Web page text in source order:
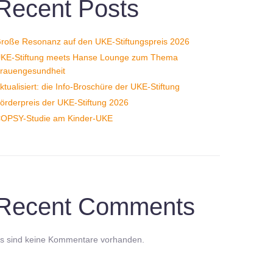
Posts
Resonanz auf den UKE-Stiftungspreis 2026
Stiftung meets Hanse Lounge zum Thema
die Info-Broschüre der UKE-Stiftung
der UKE-Stiftung 2026
Studie am Kinder-UKE
Comments
sind keine Kommentare vorhanden.